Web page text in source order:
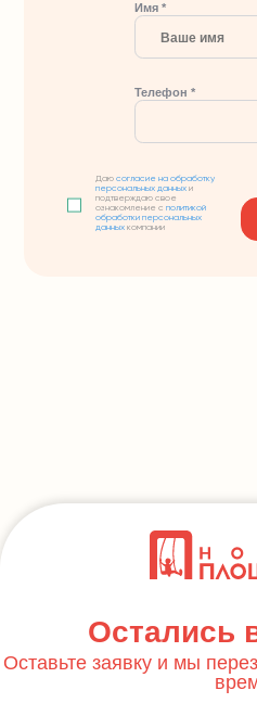
Имя *
Телефон *
Даюсогласие на обработку
персональных данных и
подтверждаю свое
ознакомление сполитикой
обработки персональных
данных компании
Остались
Оставьте заявку и мы